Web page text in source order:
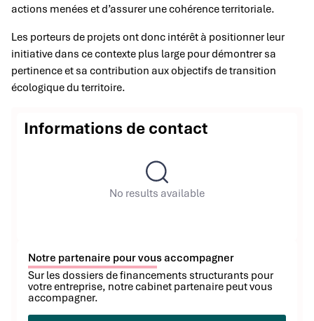
actions menées et d’assurer une cohérence territoriale.
Les porteurs de projets ont donc intérêt à positionner leur
initiative dans ce contexte plus large pour démontrer sa
pertinence et sa contribution aux objectifs de transition
écologique du territoire.
Informations de contact
No results available
Notre partenaire pour vous accompagner
Sur les dossiers de financements structurants pour
votre entreprise, notre cabinet partenaire peut vous
accompagner.